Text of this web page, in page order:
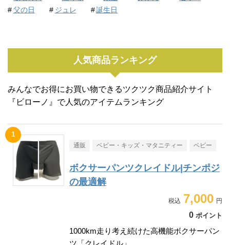
父の日
ジュレ 誕生日
人気商品ランキング
みんなでお得にお買い物できるツクツク商品紹介サイト
『ビローノ』で人気のアイテムランキング
通販 ベビー・キッズ・マタニティー ベビー
ボクサーパンツクレイドル|チンポジ
の最適解
7,000
0 ポイント
1000km走り考え続けた高機能ボクサーパン
ツ「クレイドル」